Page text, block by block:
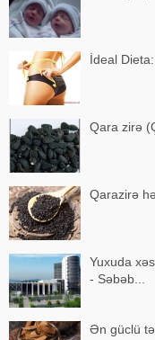
İdeal
Qara zirə
Qarazirə
Yuxuda
- Səbəb...
Ən güclü